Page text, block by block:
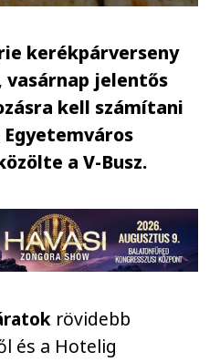
kerékpárverseny
jelentős
kell számítani
Egyetemváros
a V-Busz.
rövidebb
és a Hotelig